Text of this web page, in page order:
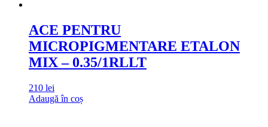
ACE PENTRU
MICROPIGMENTARE ETALON
MIX – 0.35/1RLLT
210 lei
Adaugă în coș